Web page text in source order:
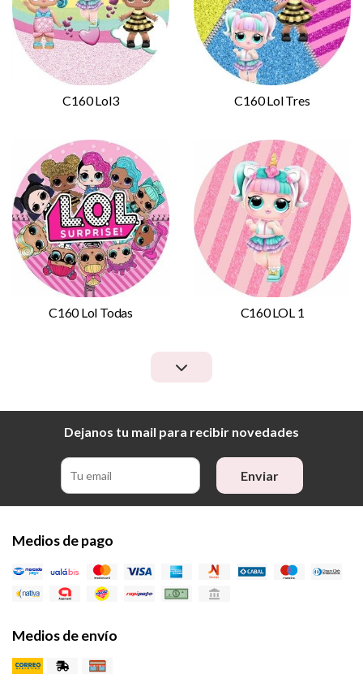
C160 Lol3 C160 Lol Tres
C160 Lol Todas C160 LOL 1
Dejanos tu mail para recibir novedades
Enviar
Medios de pago
Medios de envío